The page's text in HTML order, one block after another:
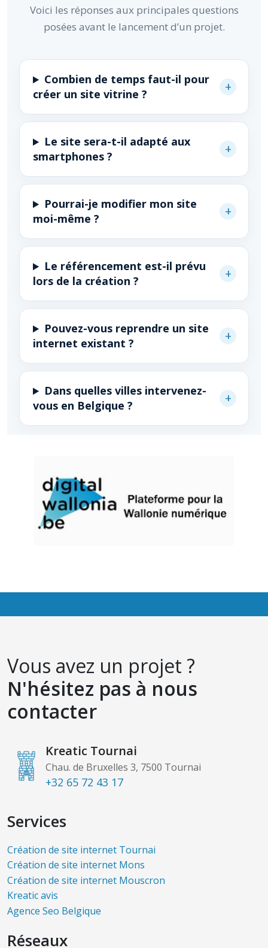
Voici les réponses aux principales questions
posées avant le lancement d’un projet.
Combien de temps faut-il pour
créer un site vitrine ?
+
Le site sera-t-il adapté aux
smartphones ?
+
Pourrai-je modifier mon site
moi-même ?
+
Le référencement est-il prévu
lors de la création ?
+
Pouvez-vous reprendre un site
internet existant ?
+
Dans quelles villes intervenez-
vous en Belgique ?
+
Vous avez un projet ?
N'hésitez pas à nous
contacter
Kreatic Tournai
Chau. de Bruxelles 3, 7500 Tournai
+32 65 72 43 17
Services
Création de site internet Tournai
Création de site internet Mons
Création de site internet Mouscron
Kreatic avis
Agence Seo Belgique
Réseaux